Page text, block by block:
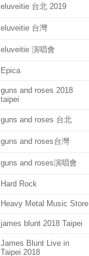
eluveitie 台北 2019
eluveitie 台灣
eluveitie 演唱會
Epica
guns and roses 2018
taipei
guns and roses 台北
guns and roses台灣
guns and roses演唱會
Hard Rock
Heavy Metal Music Store
james blunt 2018 Taipei
James Blunt Live in
Taipei 2018